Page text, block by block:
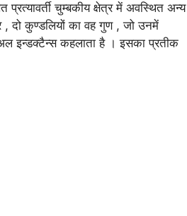
चुम्बकीय क्षेत्र में अवस्थित अन्य
, दो कुण्डलियों का वह गुण , जो उनमें
इन्डक्टैन्स कहलाता है । इसका प्रतीक